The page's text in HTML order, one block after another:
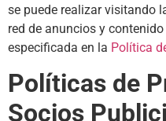
se puede realizar visitando
red de anuncios y
especificada en la Política
Políticas de
Socios